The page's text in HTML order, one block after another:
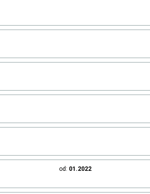
od: 01.2022